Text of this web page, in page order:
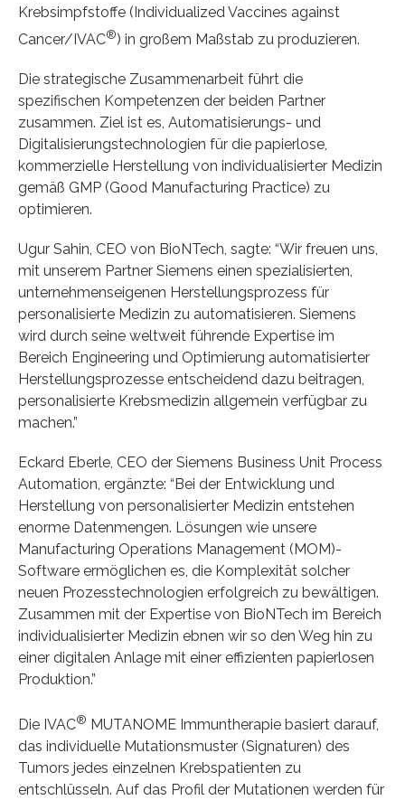
Krebsimpfstoffe (Individualized Vaccines against
Cancer/IVAC®) in großem Maßstab zu produzieren.
Die strategische Zusammenarbeit führt die
spezifischen Kompetenzen der beiden Partner
zusammen. Ziel ist es, Automatisierungs- und
Digitalisierungstechnologien für die papierlose,
kommerzielle Herstellung von individualisierter Medizin
gemäß GMP (Good Manufacturing Practice) zu
optimieren.
Ugur Sahin, CEO von BioNTech, sagte: “Wir freuen uns,
mit unserem Partner Siemens einen spezialisierten,
unternehmenseigenen Herstellungsprozess für
personalisierte Medizin zu automatisieren. Siemens
wird durch seine weltweit führende Expertise im
Bereich Engineering und Optimierung automatisierter
Herstellungsprozesse entscheidend dazu beitragen,
personalisierte Krebsmedizin allgemein verfügbar zu
machen.”
Eckard Eberle, CEO der Siemens Business Unit Process
Automation, ergänzte: “Bei der Entwicklung und
Herstellung von personalisierter Medizin entstehen
enorme Datenmengen. Lösungen wie unsere
Manufacturing Operations Management (MOM)-
Software ermöglichen es, die Komplexität solcher
neuen Prozesstechnologien erfolgreich zu bewältigen.
Zusammen mit der Expertise von BioNTech im Bereich
individualisierter Medizin ebnen wir so den Weg hin zu
einer digitalen Anlage mit einer effizienten papierlosen
Produktion.”
Die IVAC® MUTANOME Immuntherapie basiert darauf,
das individuelle Mutationsmuster (Signaturen) des
Tumors jedes einzelnen Krebspatienten zu
entschlüsseln. Auf das Profil der Mutationen werden für